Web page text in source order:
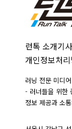
런톡 소개기
개인정보처
러닝 전문 미디
- 러너들을 위한
정보 제공과 소